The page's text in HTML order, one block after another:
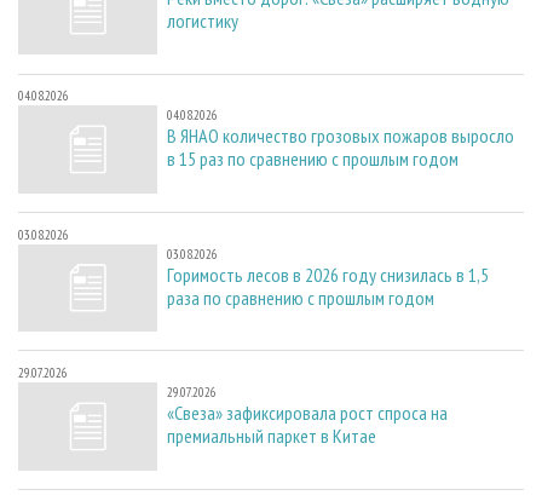
логистику
04.08.2026
04.08.2026
В ЯНАО количество грозовых пожаров выросло
в 15 раз по сравнению с прошлым годом
03.08.2026
03.08.2026
Горимость лесов в 2026 году снизилась в 1,5
раза по сравнению с прошлым годом
29.07.2026
29.07.2026
«Свеза» зафиксировала рост спроса на
премиальный паркет в Китае